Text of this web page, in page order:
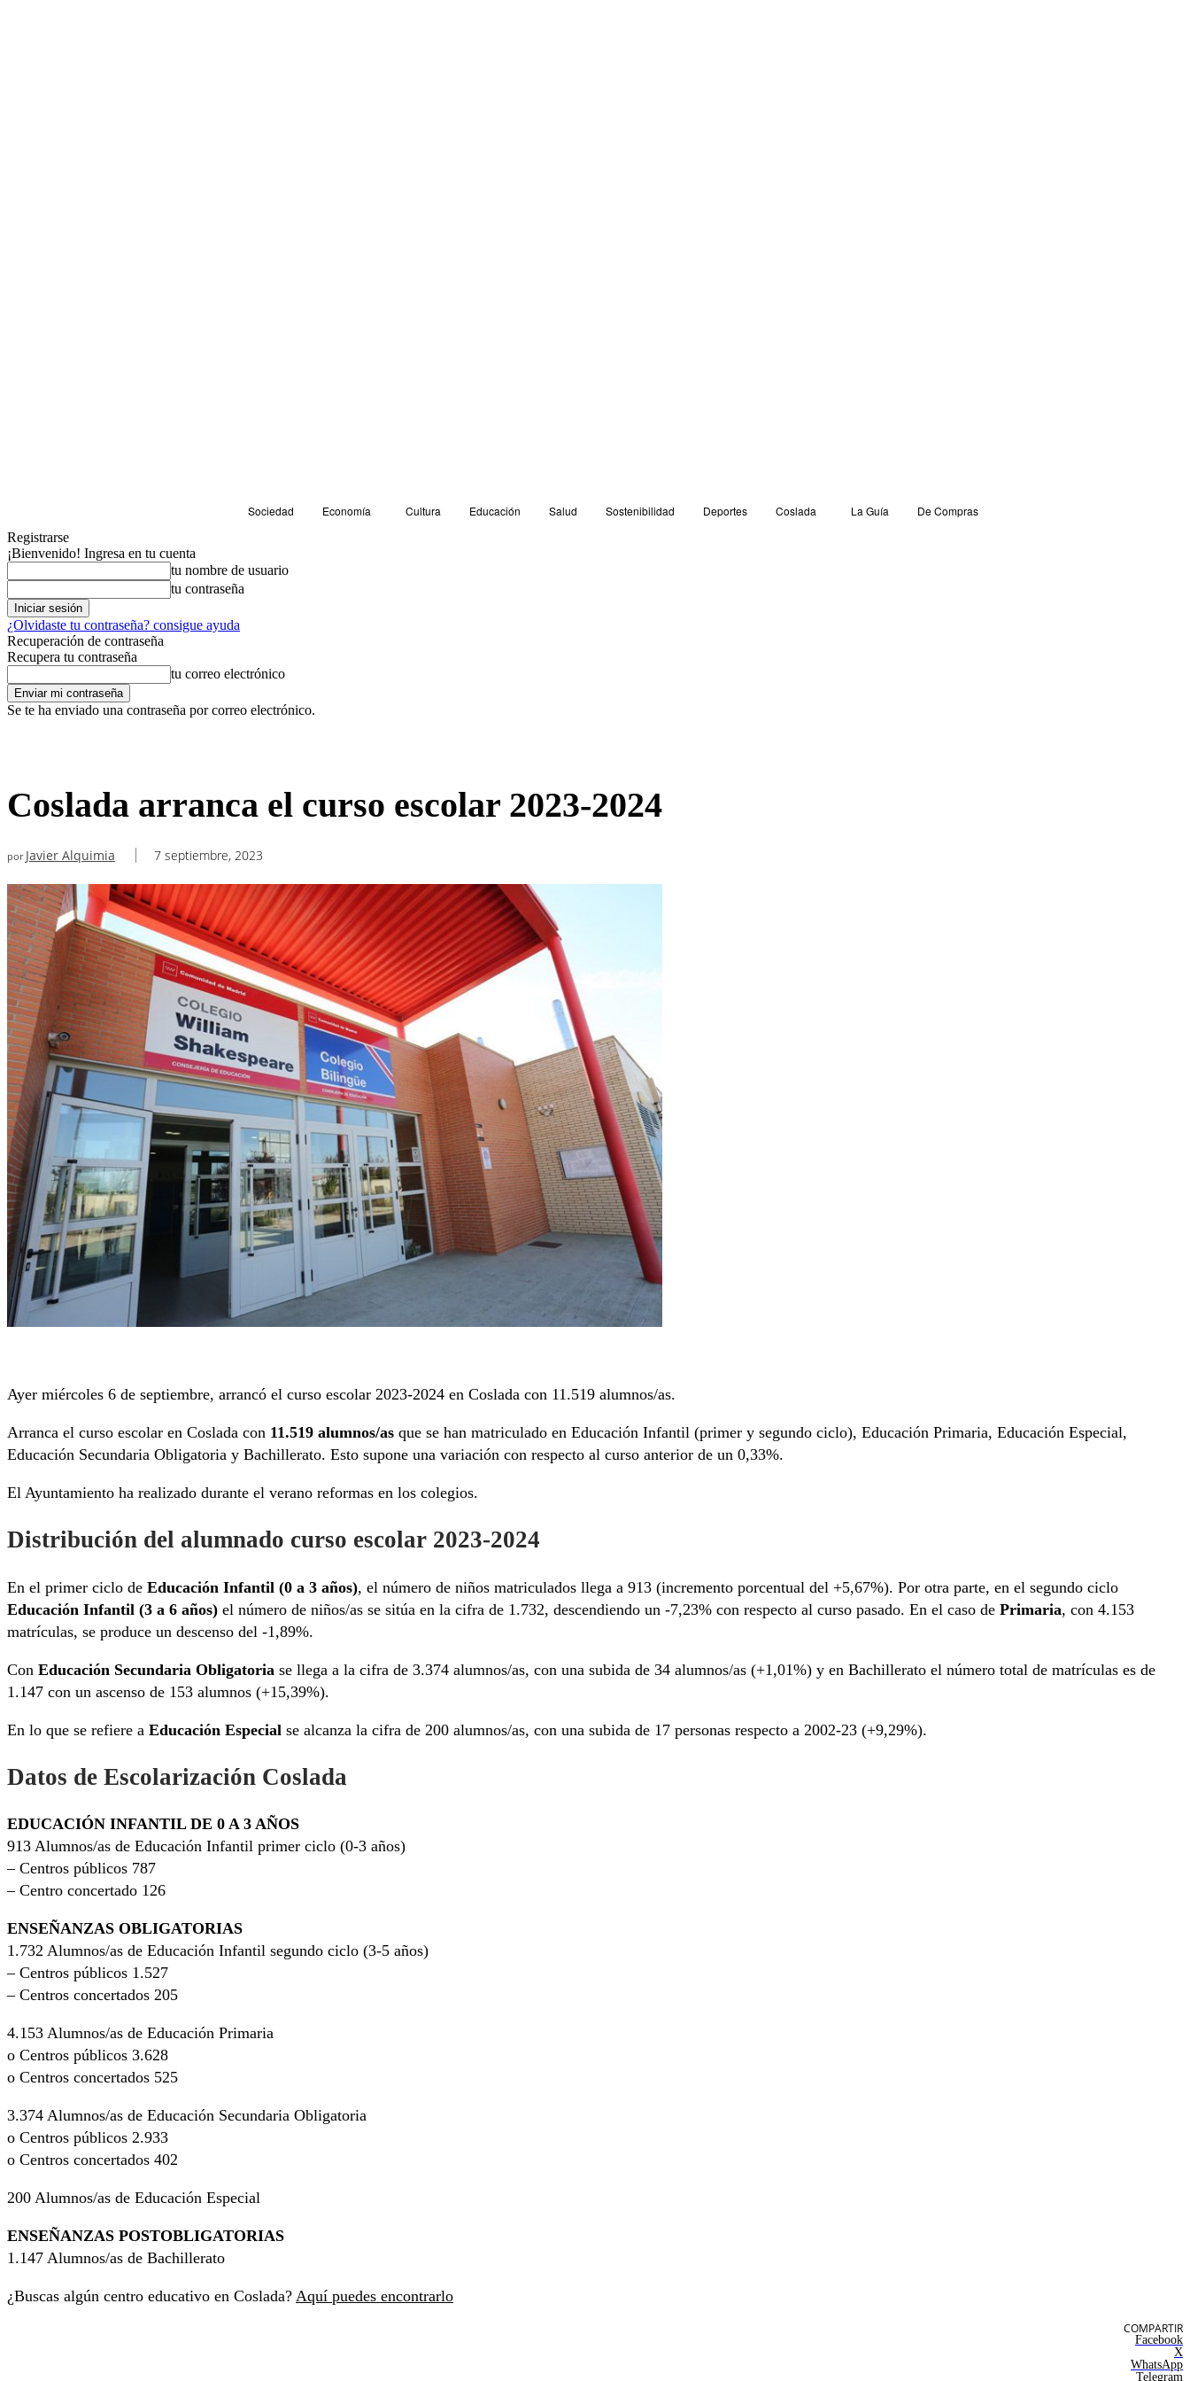
Sociedad Economía Cultura Educación Salud Sostenibilidad Deportes Coslada La Guía
De Compras
Registrarse
¡Bienvenido! Ingresa en tu cuenta
tu nombre de usuario
tu contraseña
¿Olvidaste tu contraseña? consigue ayuda
Recuperación de contraseña
Recupera tu contraseña
tu correo electrónico
Se te ha enviado una contraseña por correo electrónico.
Coslada arranca el curso escolar 2023-2024
por Javier Alquimia 7 septiembre, 2023
Ayer miércoles 6 de septiembre, arrancó el curso escolar 2023-2024 en Coslada con 11.519 alumnos/as.
Arranca el curso escolar en Coslada con 11.519 alumnos/as que se han matriculado en Educación Infantil (primer y segundo ciclo), Educación Primaria, Educación Especial,
Educación Secundaria Obligatoria y Bachillerato. Esto supone una variación con respecto al curso anterior de un 0,33%.
El Ayuntamiento ha realizado durante el verano reformas en los colegios.
Distribución del alumnado curso escolar 2023-2024
En el primer ciclo de Educación Infantil (0 a 3 años), el número de niños matriculados llega a 913 (incremento porcentual del +5,67%). Por otra parte, en el segundo ciclo
Educación Infantil (3 a 6 años) el número de niños/as se sitúa en la cifra de 1.732, descendiendo un -7,23% con respecto al curso pasado. En el caso de Primaria, con 4.153
matrículas, se produce un descenso del -1,89%.
Con Educación Secundaria Obligatoria se llega a la cifra de 3.374 alumnos/as, con una subida de 34 alumnos/as (+1,01%) y en Bachillerato el número total de matrículas es de
1.147 con un ascenso de 153 alumnos (+15,39%).
En lo que se refiere a Educación Especial se alcanza la cifra de 200 alumnos/as, con una subida de 17 personas respecto a 2002-23 (+9,29%).
Datos de Escolarización Coslada
EDUCACIÓN INFANTIL DE 0 A 3 AÑOS
913 Alumnos/as de Educación Infantil primer ciclo (0-3 años)
– Centros públicos 787
– Centro concertado 126
ENSEÑANZAS OBLIGATORIAS
1.732 Alumnos/as de Educación Infantil segundo ciclo (3-5 años)
– Centros públicos 1.527
– Centros concertados 205
4.153 Alumnos/as de Educación Primaria
o Centros públicos 3.628
o Centros concertados 525
3.374 Alumnos/as de Educación Secundaria Obligatoria
o Centros públicos 2.933
o Centros concertados 402
200 Alumnos/as de Educación Especial
ENSEÑANZAS POSTOBLIGATORIAS
1.147 Alumnos/as de Bachillerato
¿Buscas algún centro educativo en Coslada? Aquí puedes encontrarlo
COMPARTIR
Facebook
X
WhatsApp
Telegram